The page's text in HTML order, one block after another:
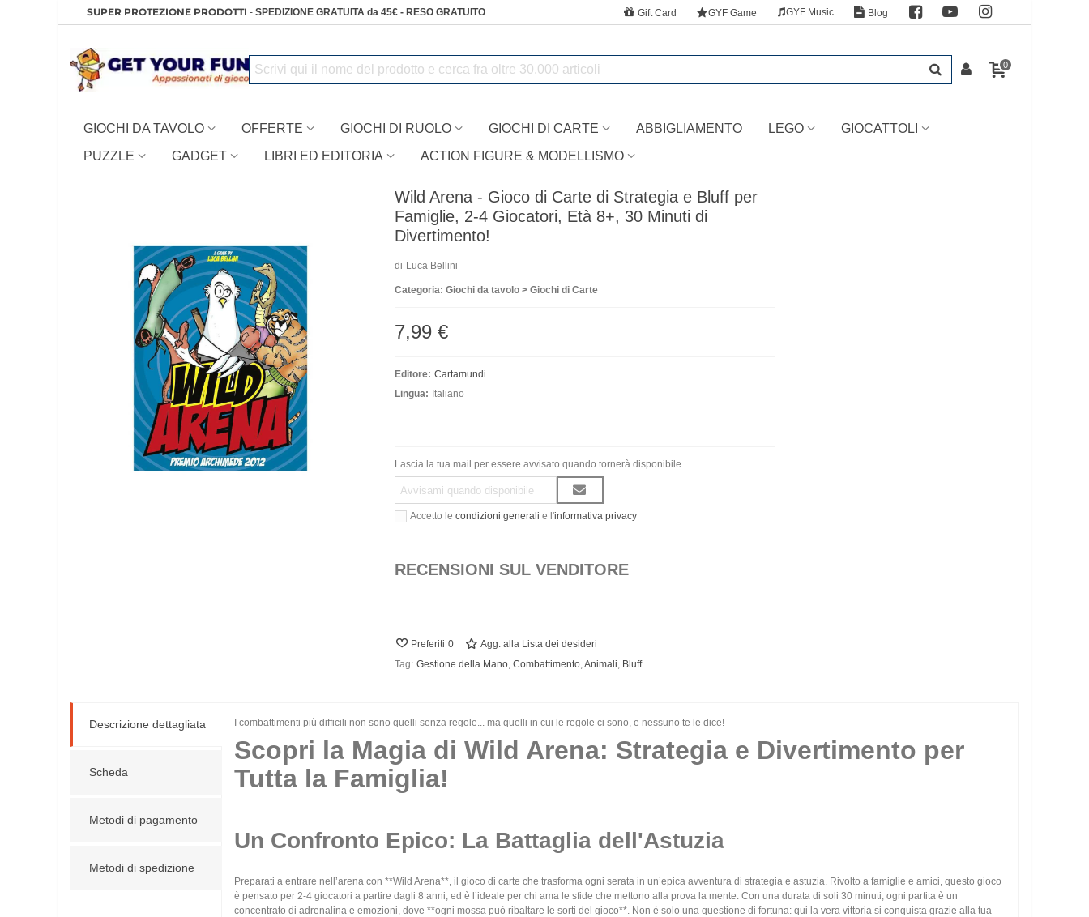
SUPER PROTEZIONE PRODOTTI - SPEDIZIONE GRATUITA da 45€ - RESO GRATUITO Gift Card GYF Game GYF Music Blog
0
GIOCHI DA TAVOLO OFFERTE GIOCHI DI RUOLO GIOCHI DI CARTE ABBIGLIAMENTO LEGO
GIOCATTOLI
PUZZLE
GADGET LIBRI ED EDITORIA ACTION FIGURE & MODELLISMO
Wild Arena - Gioco di Carte di Strategia e Bluff per
Famiglie, 2-4 Giocatori, Età 8+, 30 Minuti di
Divertimento!
di Luca Bellini
Categoria: Giochi da tavolo > Giochi di Carte
7,99 €
Editore: Cartamundi
Lingua: Italiano
Lascia la tua mail per essere avvisato quando tornerà disponibile.
Accetto le condizioni generali e l'informativa privacy
RECENSIONI SUL VENDITORE
Preferiti 0
Agg. alla Lista dei desideri
Tag: Gestione della Mano, Combattimento,Animali, Bluff
Descrizione dettagliata
Scheda
Metodi di pagamento
Metodi di spedizione
I combattimenti più difficili non sono quelli senza regole... ma quelli in cui le regole ci sono, e nessuno te le dice!
Scopri la Magia di Wild Arena: Strategia e Divertimento per
Tutta la Famiglia!
Un Confronto Epico: La Battaglia dell'Astuzia
Preparati a entrare nell’arena con **Wild Arena**, il gioco di carte che trasforma ogni serata in un’epica avventura di strategia e astuzia. Rivolto a famiglie e amici, questo gioco
è pensato per 2-4 giocatori a partire dagli 8 anni, ed è l’ideale per chi ama le sfide che mettono alla prova la mente. Con una durata di soli 30 minuti, ogni partita è un
concentrato di adrenalina e emozioni, dove **ogni mossa può ribaltare le sorti del gioco**. Non è solo una questione di fortuna: qui la vera vittoria si conquista grazie alla tua